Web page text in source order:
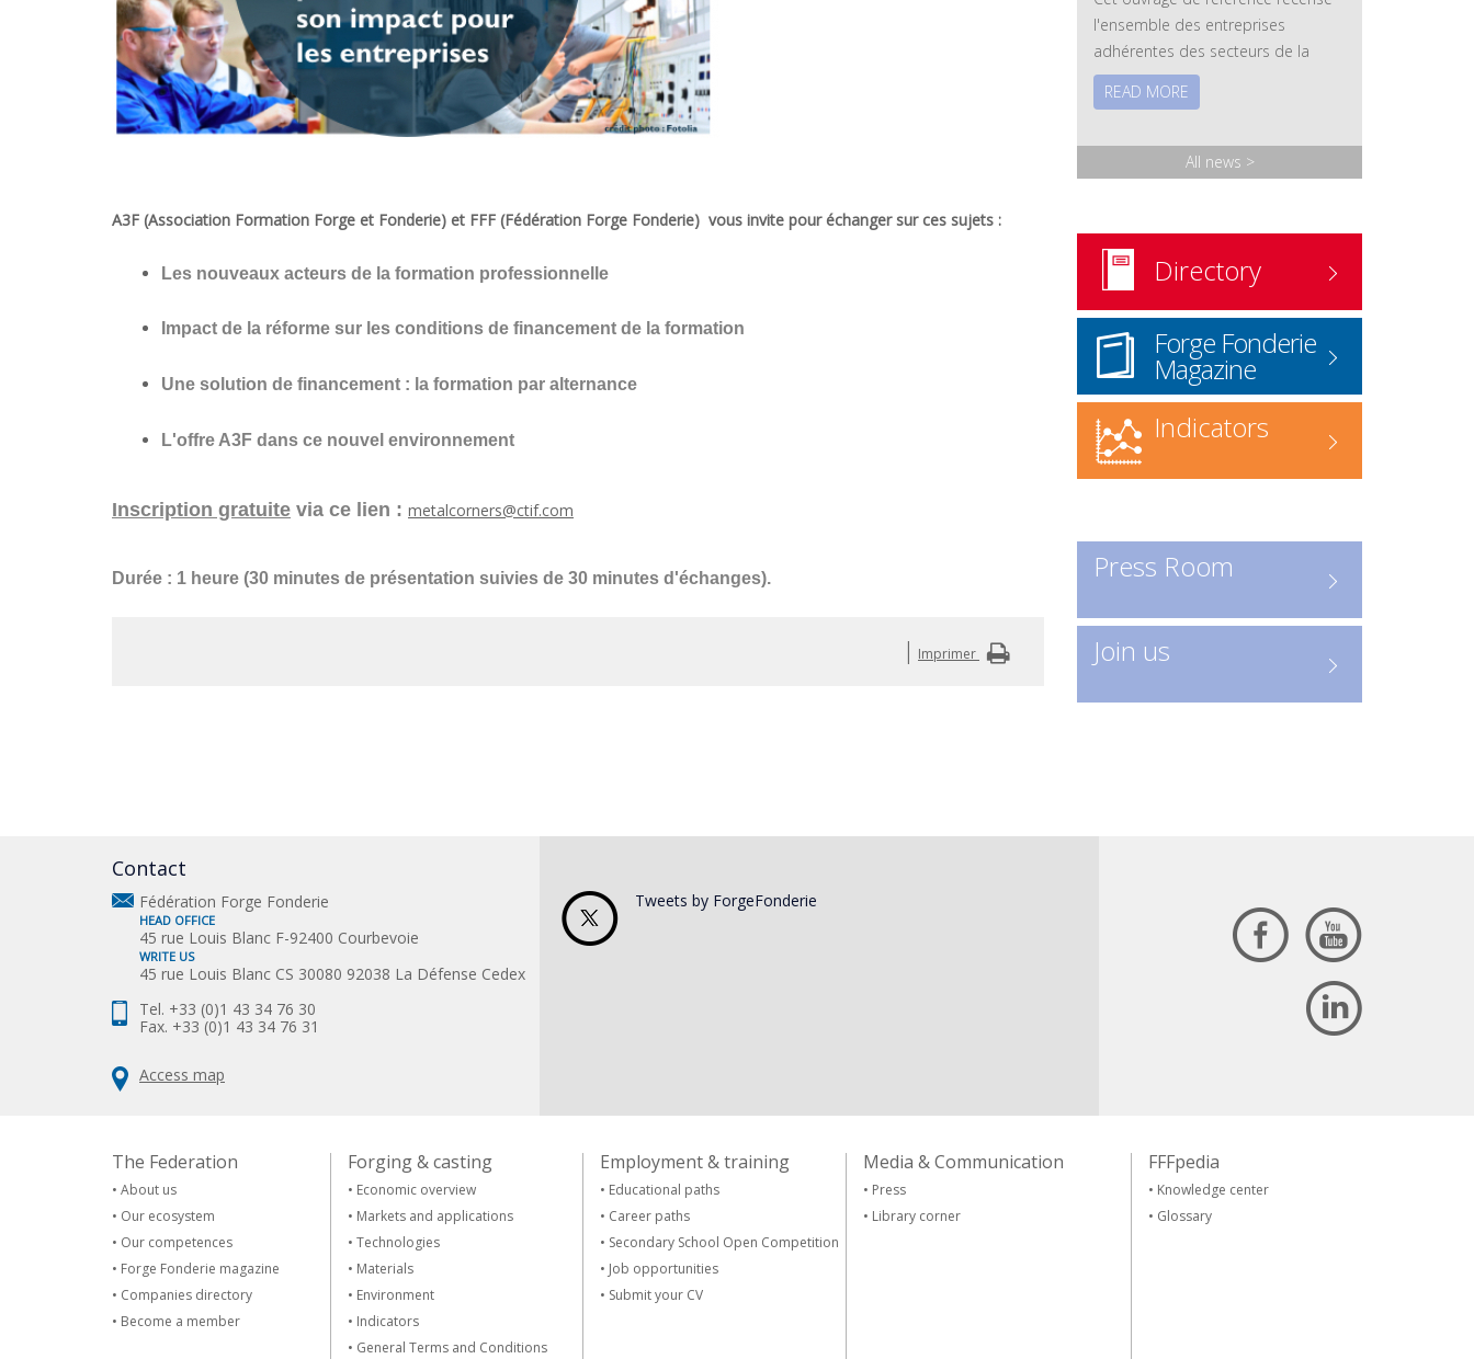
A3F (Association Formation Forge et Fonderie) et FFF (Fédération Forge Fonderie) vous invite pour échanger sur ces sujets :
Les nouveaux acteurs de la formation professionnelle
Impact de la réforme sur les conditions de financement de la formation
Une solution de financement : la formation par alternance
L'offre A3F dans ce nouvel environnement
Inscription gratuite via ce lien : metalcorners@ctif.com
Durée : 1 heure (30 minutes de présentation suivies de 30 minutes d'échanges).
| Imprimer
l'ensemble des entreprises
adhérentes des secteurs de la
forge et de la fonderie, ainsi que
leurs savoir-faire, leurs technologies
associés – fournisseurs et
prestataires – y sont également
Version papier: disponible sur
demande.
Commander l'annuaire
www.forgefonderie.org/fr/la-
federation/rechercher-une-
entreprise-forge-fonderie/contact
Recherche en ligne: accédez
directement à l’annuaire numérique
Consulter les entreprises :
Un outil indispensable pour
READ MORE
All news >
Directory
Forge Fonderie
Magazine
Indicators
Press Room
Join us
Contact
Fédération Forge Fonderie
HEAD OFFICE
45 rue Louis Blanc F-92400 Courbevoie
WRITE US
45 rue Louis Blanc CS 30080 92038 La Défense Cedex
Tel. +33 (0)1 43 34 76 30
Fax. +33 (0)1 43 34 76 31
Access map
Tweets by ForgeFonderie
The Federation
• About us
• Our ecosystem
• Our competences
• Forge Fonderie magazine
• Companies directory
• Become a member
Forging & casting
• Economic overview
• Markets and applications
• Technologies
• Materials
• Environment
• Indicators
• General Terms and Conditions
Employment & training
• Educational paths
• Career paths
• Secondary School Open Competition
• Job opportunities
• Submit your CV
Media & Communication
• Press
• Library corner
FFFpedia
• Knowledge center
• Glossary